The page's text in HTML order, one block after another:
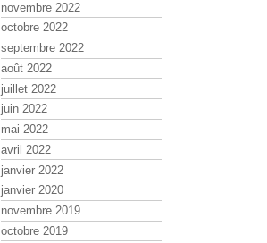
novembre 2022
octobre 2022
septembre 2022
août 2022
juillet 2022
juin 2022
mai 2022
avril 2022
janvier 2022
janvier 2020
novembre 2019
octobre 2019